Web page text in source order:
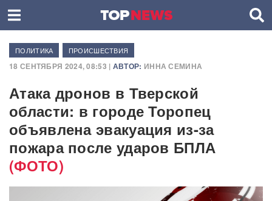
ПОЛИТИКА ПРОИСШЕСТВИЯ
18 СЕНТЯБРЯ 2024, 08:53 | АВТОР: ИННА СЕМИНА
Атака дронов в Тверской
области: в городе Торопец
объявлена эвакуация из-за
пожара после ударов БПЛА
(ФОТО)